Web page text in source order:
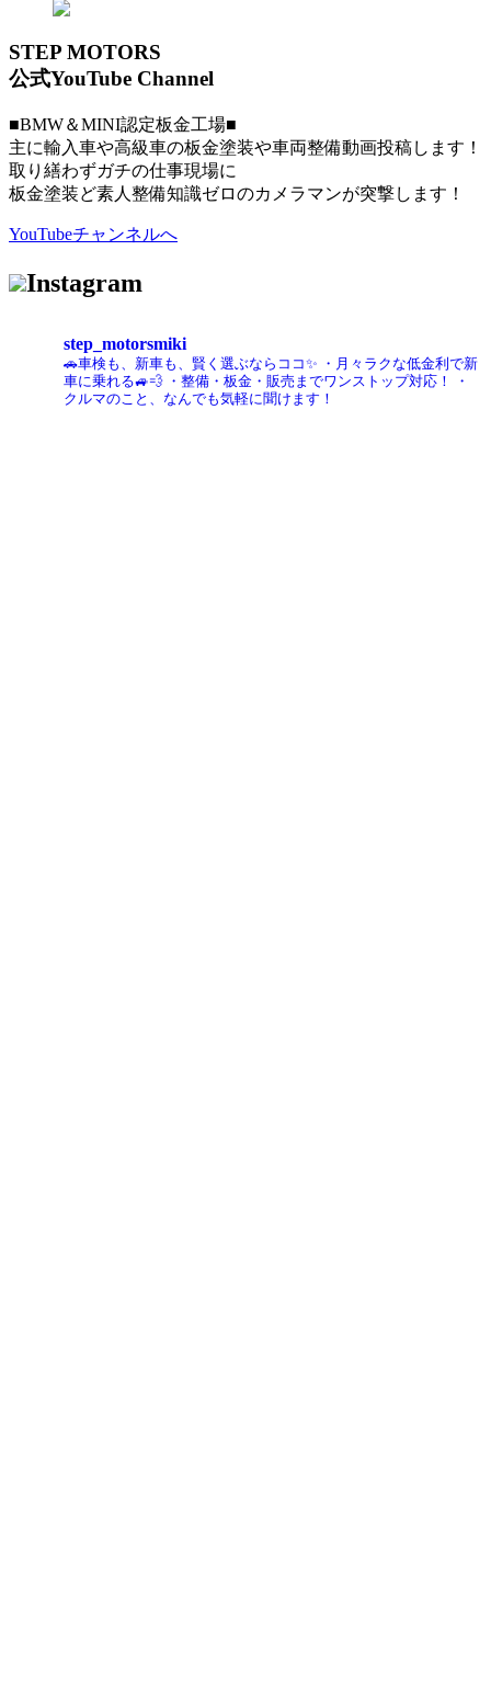
STEP MOTORS
公式YouTube Channel
■BMW＆MINI認定板金工場■
主に輸入車や高級車の板金塗装や車両整備動画投稿します！
取り繕わずガチの仕事現場に
板金塗装ど素人整備知識ゼロのカメラマンが突撃します！
YouTubeチャンネルへ
Instagram
step_motorsmiki
🚗車検も、新車も、賢く選ぶならココ✨ ・月々ラクな低金利で新
車に乗れる🚙💨 ・整備・板金・販売までワンストップ対応！
・
クルマのこと、なんでも気軽に聞けます！